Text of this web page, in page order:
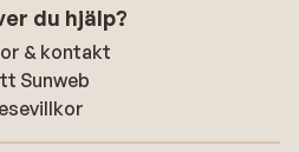
du hjälp?
& kontakt
Sunweb